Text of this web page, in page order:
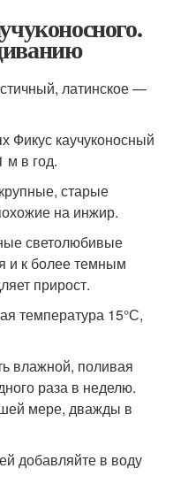
латинское —
Фикус каучуконосный
м в год.
старые
на инжир.
светолюбивые
и к более темным
прирост.
температура 15°С,
влажной, поливая
раза в неделю.
мере, дважды в
добавляйте в воду